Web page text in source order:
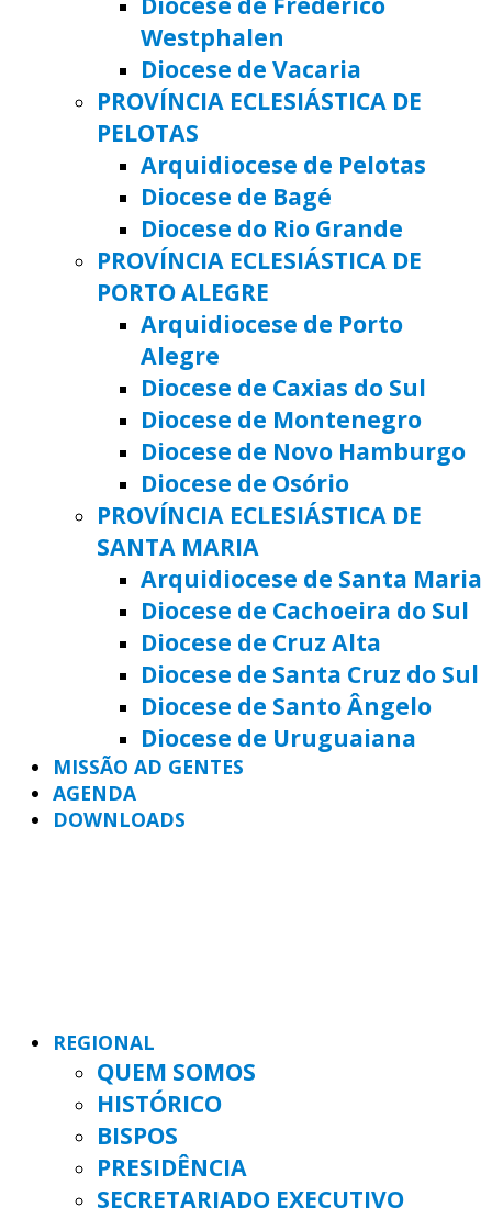
Westphalen
Diocese de Vacaria
PROVÍNCIA ECLESIÁSTICA DE
PELOTAS
Arquidiocese de Pelotas
Diocese de Bagé
Diocese do Rio Grande
PROVÍNCIA ECLESIÁSTICA DE
PORTO ALEGRE
Arquidiocese de Porto
Alegre
Diocese de Caxias do Sul
Diocese de Montenegro
Diocese de Novo Hamburgo
Diocese de Osório
PROVÍNCIA ECLESIÁSTICA DE
SANTA MARIA
Arquidiocese de Santa Maria
Diocese de Cachoeira do Sul
Diocese de Cruz Alta
Diocese de Santa Cruz do Sul
Diocese de Santo Ângelo
Diocese de Uruguaiana
MISSÃO AD GENTES
AGENDA
DOWNLOADS
REGIONAL
QUEM SOMOS
HISTÓRICO
BISPOS
PRESIDÊNCIA
SECRETARIADO EXECUTIVO